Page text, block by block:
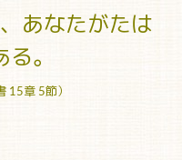
あなたがたは
。
15章 5節）